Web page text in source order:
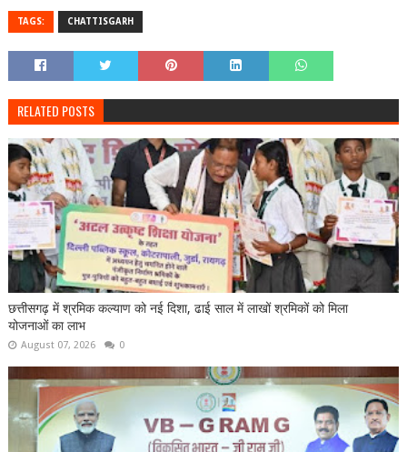
TAGS: CHATTISGARH
RELATED POSTS
छत्तीसगढ़ में श्रमिक कल्याण को नई दिशा, ढाई साल में लाखों श्रमिकों को मिला
योजनाओं का लाभ
August 07, 2026 0